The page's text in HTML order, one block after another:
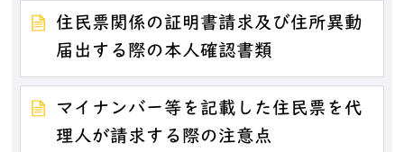
住民票関係の証明書請求及び住所異動
届出する際の本人確認書類
マイナンバー等を記載した住民票を代
理人が請求する際の注意点